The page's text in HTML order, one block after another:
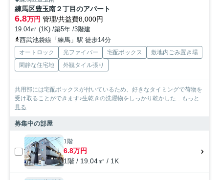
練馬区豊玉南２丁目のアパート
6.8万円 管理/共益費8,000円
19.04㎡ (1K) /築5年 /3階建
西武池袋線「練馬」駅 徒歩14分
オートロック 光ファイバー 宅配ボックス
敷地内ごみ置き場
閑静な住宅地
外観タイル張り
共用部には宅配ボックスが付いているため、好きなタイミングで荷物を
受け取ることができます♪生乾きの洗濯物をしっかり乾かした... もっと
見る
募集中の部屋
1階
6.8万円
1階 / 19.04㎡ / 1K